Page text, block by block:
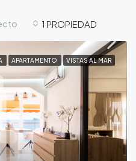
1 PROPIEDAD
APARTAMENTO VISTAS AL MAR